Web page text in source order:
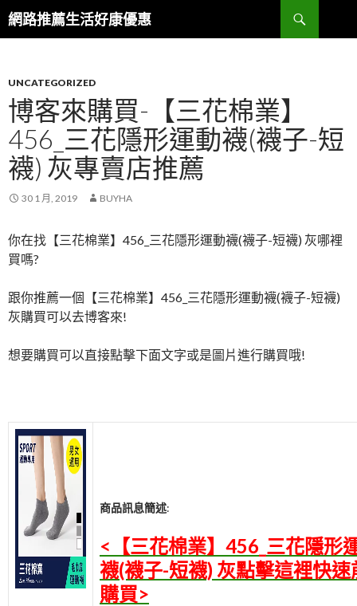
網路推薦生活好康優惠
搜
尋
要
內
容
區
UNCATEGORIZED
博客來購買-【三花棉業】
456_三花隱形運動襪(襪子-短
襪) 灰專賣店推薦
30 1 月, 2019 BUYHA
你在找【三花棉業】456_三花隱形運動襪(襪子-短襪) 灰哪裡
買嗎?
跟你推薦一個【三花棉業】456_三花隱形運動襪(襪子-短襪)
灰購買可以去博客來!
想要購買可以直接點擊下面文字或是圖片進行購買哦!
商品訊息簡述:
<【三花棉業】456_三花隱形
襪(襪子-短襪) 灰點擊這裡快速
購買>